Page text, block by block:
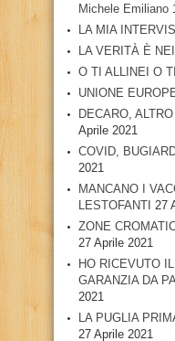
Michele Emiliano
LA MIA
LA VERITÀ È
O TI ALLINEI O
UNIONE
DECARO,
Aprile 2021
COVID,
2021
MANCANO I
LESTOFANTI 27
ZONE
27 Aprile 2021
HO RICEVUTO
GARANZIA DA
2021
LA PUGLIA
27 Aprile 2021